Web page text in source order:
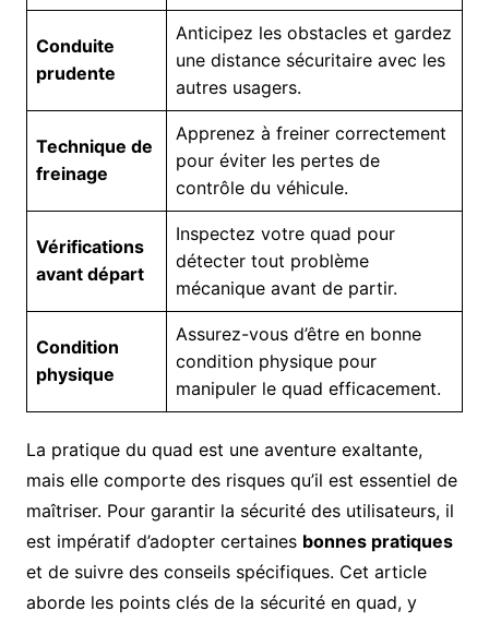
Conduite
prudente
Anticipez les obstacles et gardez
une distance sécuritaire avec les
autres usagers.
Technique de
freinage
Apprenez à freiner correctement
pour éviter les pertes de
contrôle du véhicule.
Vérifications
avant départ
Inspectez votre quad pour
détecter tout problème
mécanique avant de partir.
Condition
physique
Assurez-vous d’être en bonne
condition physique pour
manipuler le quad efficacement.
La pratique du quad est une aventure exaltante,
mais elle comporte des risques qu’il est essentiel de
maîtriser. Pour garantir la sécurité des utilisateurs, il
est impératif d’adopter certaines bonnes pratiques
et de suivre des conseils spécifiques. Cet article
aborde les points clés de la sécurité en quad, y